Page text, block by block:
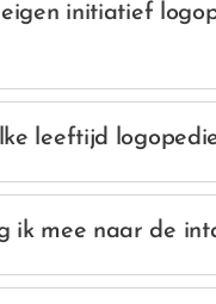
eigen initiatief
kan op eigen initiatief
verwijzing door een
leeftijd
vanaf ongeveer
...
ik mee naar de
de mutualiteit